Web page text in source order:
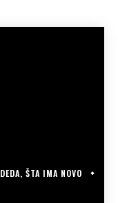
DEDA, ŠTA IMA NOVO